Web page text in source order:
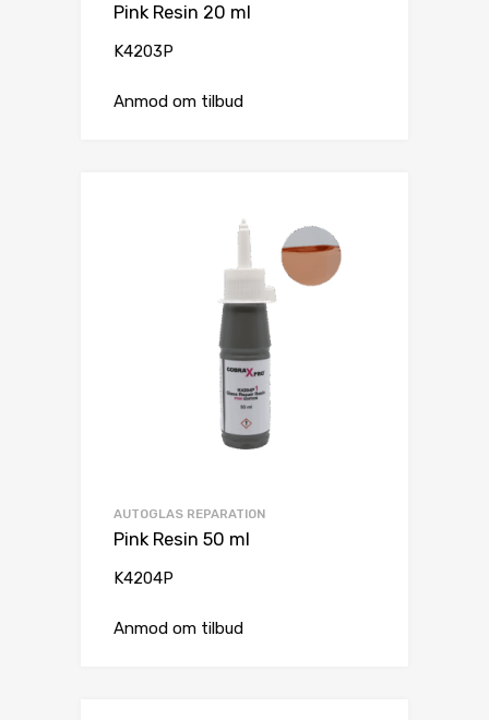
Pink Resin 20 ml
K4203P
Anmod om tilbud
AUTOGLAS REPARATION
Pink Resin 50 ml
K4204P
Anmod om tilbud